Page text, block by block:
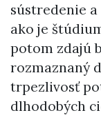
sústredenie
ako je
potom zdajú
rozmaznaný
trpezlivosť
dlhodobých